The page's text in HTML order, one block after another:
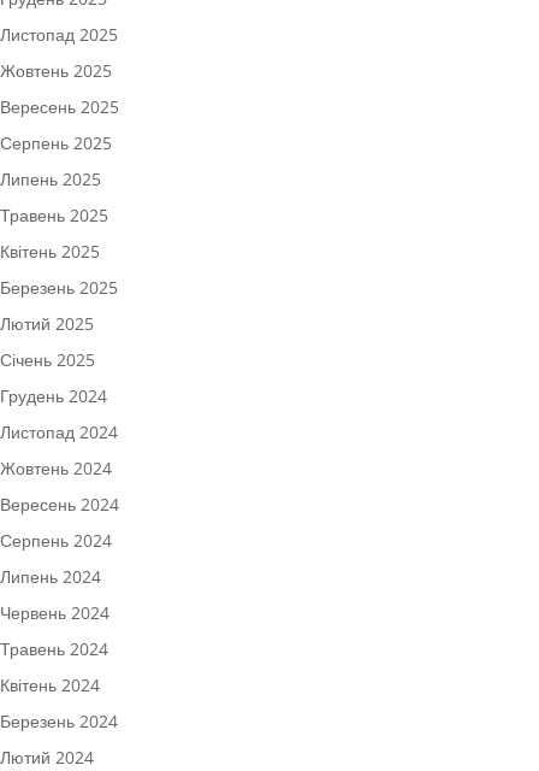
Листопад 2025
Жовтень 2025
Вересень 2025
Серпень 2025
Липень 2025
Травень 2025
Квітень 2025
Березень 2025
Лютий 2025
Січень 2025
Грудень 2024
Листопад 2024
Жовтень 2024
Вересень 2024
Серпень 2024
Липень 2024
Червень 2024
Травень 2024
Квітень 2024
Березень 2024
Лютий 2024